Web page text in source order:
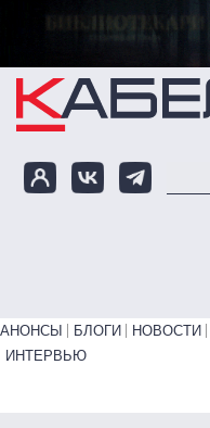
Перейти к основному
Primary links bottom
АНОНСЫ БЛОГИ НОВОСТИ
ИНТЕРВЬЮ